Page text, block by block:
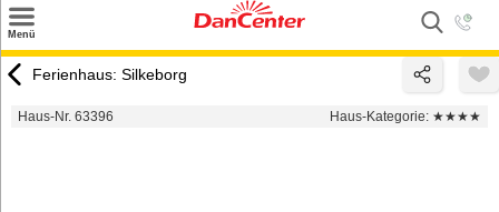
Menü
Urlaubsziele
Ferienhaus: Silkeborg
Haus-Nr. 63396 Haus-Kategorie: ★★★★